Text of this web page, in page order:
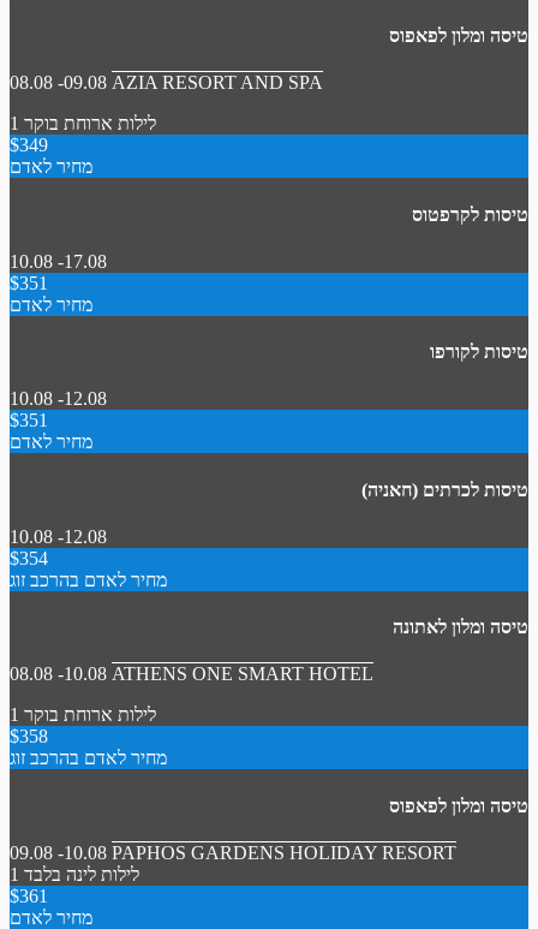
טיסה ומלון לפאפוס
08.08 -09.08 AZIA RESORT AND SPA
1 לילות ארוחת בוקר
$349
מחיר לאדם
טיסות לקרפטוס
10.08 -17.08
$351
מחיר לאדם
טיסות לקורפו
10.08 -12.08
$351
מחיר לאדם
טיסות לכרתים (חאניה)
10.08 -12.08
$354
מחיר לאדם בהרכב זוג
טיסה ומלון לאתונה
08.08 -10.08 ATHENS ONE SMART HOTEL
1 לילות ארוחת בוקר
$358
מחיר לאדם בהרכב זוג
טיסה ומלון לפאפוס
09.08 -10.08 PAPHOS GARDENS HOLIDAY RESORT
1 לילות לינה בלבד
$361
מחיר לאדם